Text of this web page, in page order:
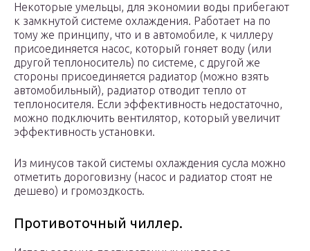
Некоторые умельцы, для экономии воды прибегают
к замкнутой системе охлаждения. Работает на по
тому же принципу, что и в автомобиле, к чиллеру
присоединяется насос, который гоняет воду (или
другой теплоноситель) по системе, с другой же
стороны присоединяется радиатор (можно взять
автомобильный), радиатор отводит тепло от
теплоносителя. Если эффективность недостаточно,
можно подключить вентилятор, который увеличит
эффективность установки.
Из минусов такой системы охлаждения сусла можно
отметить дороговизну (насос и радиатор стоят не
дешево) и громоздкость.
Противоточный чиллер.